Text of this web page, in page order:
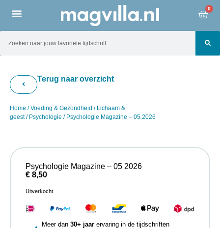
0
Terug naar overzicht
Home /Voeding & Gezondheid / Lichaam &
geest/ Psychologie / Psychologie Magazine – 05 2026
Psychologie Magazine – 05 2026
€ 8,50
Uitverkocht
Meer dan 30+ jaarervaring in de tijdschriften